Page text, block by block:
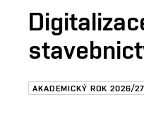
AKADEMICKÝ ROK 2026/27